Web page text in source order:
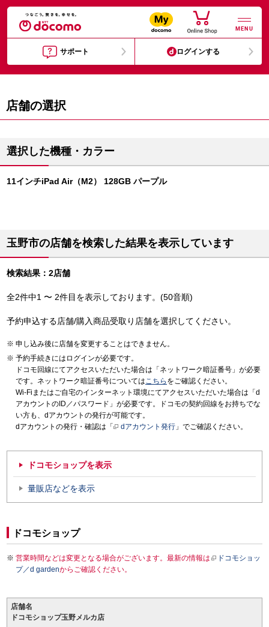
MENU
サポート ログインする
店舗の選択
選択した機種・カラー
11インチiPad Air（M2） 128GB パープル
玉野市の店舗を検索した結果を表示しています
検索結果：2店舗
全2件中1 〜 2件目を表示しております。(50音順)
予約申込する店舗/購入商品受取り店舗を選択してください。
申し込み後に店舗を変更することはできません。
予約手続きにはログインが必要です。
ドコモ回線にてアクセスいただいた場合は「ネットワーク暗証番号」が必要
です。ネットワーク暗証番号についてはこちら をご確認ください。
Wi-Fiまたはご自宅のインターネット環境にてアクセスいただいた場合は「d
アカウントのID／パスワード」が必要です。ドコモの契約回線をお持ちでな
い方も、dアカウントの発行が可能です。
dアカウントの発行・確認は「
dアカウント発行 」でご確認ください。
ドコモショップを表示
量販店などを表示
ドコモショップ
営業時間などは変更となる場合がございます。最新の情報は
ドコモショッ
プ／d gardenからご確認ください。
店舗名
ドコモショップ玉野メルカ店